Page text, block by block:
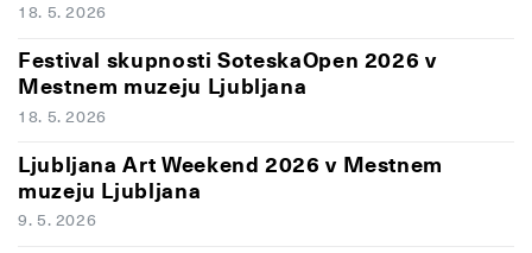
18. 5. 2026
Festival skupnosti SoteskaOpen 2026 v
Mestnem muzeju Ljubljana
18. 5. 2026
Ljubljana Art Weekend 2026 v Mestnem
muzeju Ljubljana
9. 5. 2026